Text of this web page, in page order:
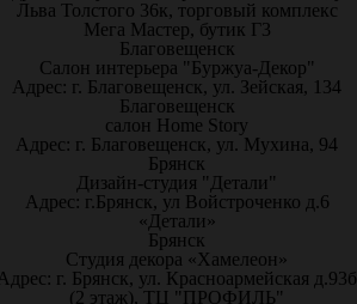
Льва Толстого 36к, торговый комплекс
Мега Мастер, бутик Г3
Благовещенск
Салон интерьера "Буржуа-Декор"
Адрес: г. Благовещенск, ул. Зейская, 134
Благовещенск
салон Home Story
Адрес: г. Благовещенск, ул. Мухина, 94
Брянск
Дизайн-студия "Детали"
Адрес: г.Брянск, ул Войстроченко д.6
«Детали»
Брянск
Студия декора «Хамелеон»
г. Брянск, ул. Красноармейская д.93б
(2 этаж), ТЦ "ПРОФИЛЬ"